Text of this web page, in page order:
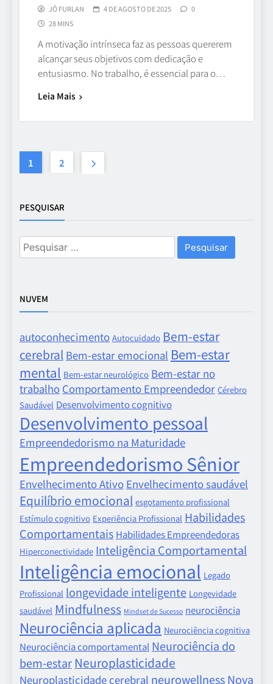
JÔ FURLAN 4 DE AGOSTO DE 2025
0
28 MINS
A motivação intrínseca faz as pessoas quererem
alcançar seus objetivos com dedicação e
entusiasmo. No trabalho, é essencial para o…
Leia Mais
1 2
PESQUISAR
Pesquisar
por:
NUVEM
autoconhecimento Autocuidado Bem-estar
cerebral Bem-estar emocional Bem-estar
mental Bem-estar neurológico Bem-estar no
trabalho Comportamento Empreendedor Cérebro
Saudável Desenvolvimento cognitivo
Desenvolvimento pessoal
Empreendedorismo na Maturidade
Empreendedorismo Sênior
Envelhecimento Ativo Envelhecimento saudável
Equilíbrio emocional esgotamento profissional
Estímulo cognitivo Experiência Profissional Habilidades
Comportamentais Habilidades Empreendedoras
Hiperconectividade Inteligência Comportamental
Inteligência emocional Legado
Profissional longevidade inteligente Longevidade
saudável Mindfulness Mindset de Sucesso neurociência
Neurociência aplicada Neurociência cognitiva
Neurociência comportamental Neurociência do
bem-estar Neuroplasticidade
Neuroplasticidade cerebral neurowellnessNova